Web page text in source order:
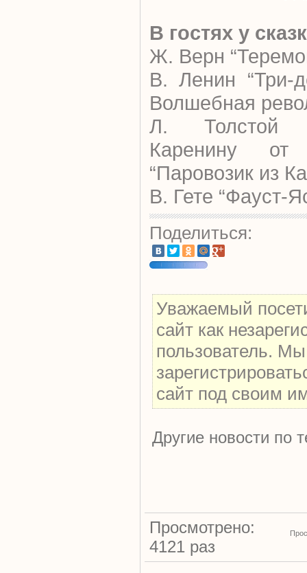
В гостях у
Ж. Верн
В. Ленин “Три-
Волшебная
Л. Толстой
Каренину от
“Паровозик из
В. Гете “Фауст-
Поделиться:
Уважаемый
сайт как
пользователь.
сайт под своим
Другие новости по
Просмотрено:
4121 раз